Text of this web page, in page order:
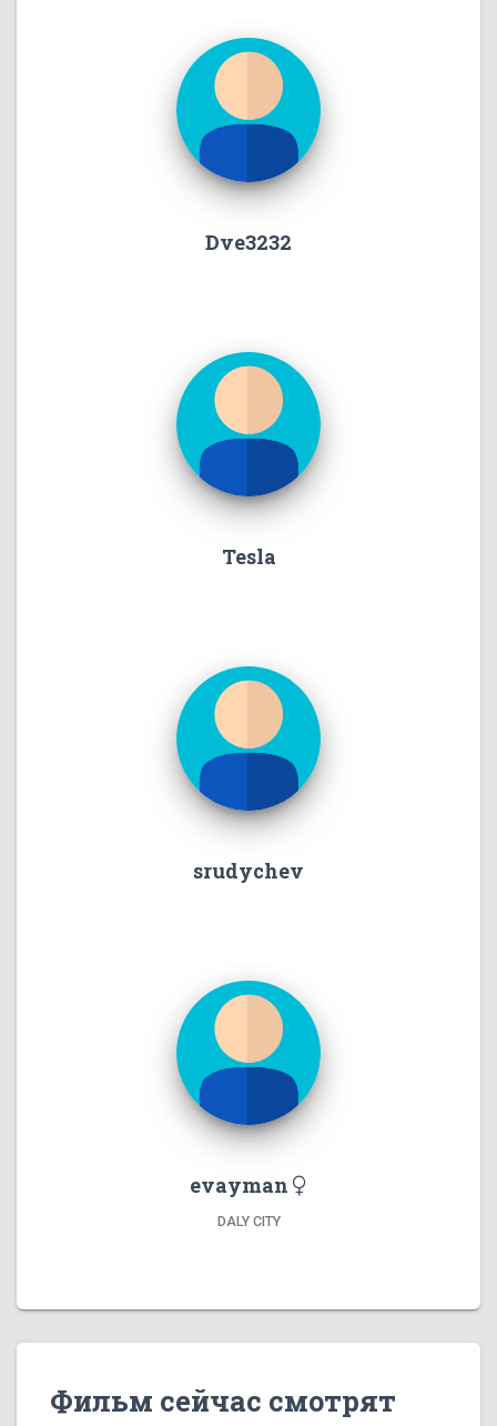
Dve3232
Tesla
srudychev
evayman
DALY CITY
Фильм сейчас смотрят